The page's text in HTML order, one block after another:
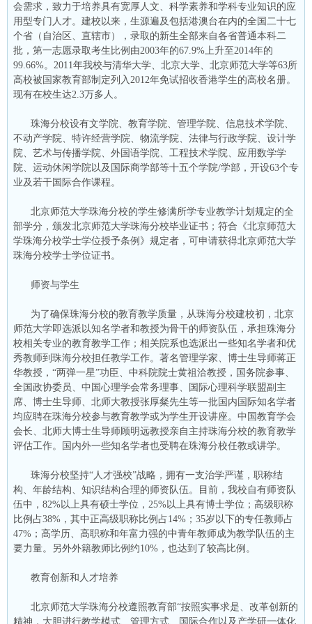
会需求，致力于培养具有宽厚人文、科学素养和学科专业知识的应
用型专门人才。建校以来，生源遍及包括港澳台在内的全国二十七
个省（自治区、直辖市），录取的新生全部来自各省普通本科二
批，第一志愿录取考生比例由2003年的67.9%上升至2014年的
99.66%。2011年我校与清华大学、北京大学、北京师范大学等63所
高校被国家教育部制定列入2012年免试招收香港学生的高校名册。
现有在校生达2.3万多人。
珠海分校设有文学院、教育学院、管理学院、信息技术学院、
不动产学院、特许经营学院、物流学院、法律与行政学院、设计学
院、艺术与传播学院、外国语学院、工程技术学院、应用数学学
院、运动休闲学院以及国际商学部等十五个学院/学部，开设63个专
业及若干国际合作课程。
北京师范大学珠海分校的学生修满所学专业教学计划规定的全
部学分，颁发北京师范大学珠海分校毕业证书；符合《北京师范大
学珠海分校学士学位授予条例》规定者，可申请获得北京师范大学
珠海分校学士学位证书。
师资与学生
为了确保珠海分校的教育教学质量，从珠海分校建校初，北京
师范大学即选派以知名学者和教授为骨干的师资队伍，承担珠海分
校相关专业的教育教学工作；相关院系也选派出一些知名学者和优
秀教师到珠海分校担任教学工作。著名管理学家、博士生导师蒋正
华教授，“两弹一星”功臣、中科院院士黄祖洽教授，国务院参事、
全国政协委员、中国心理学会常务理事、国际心理科学联盟副主
席、博士生导师、北师大教授张厚粲先生等一批国内国际知名学者
均应聘在珠海分校参与教育教学或为学生开设讲座。中国教育学会
会长、北师大博士生导师顾明远教授亲自主持珠海分校的教育教学
评估工作。国内外一些知名学者也受聘在珠海分校任教或讲学。
珠海分校坚持“人才强校”战略，拥有一支治学严谨，职称结
构、年龄结构、知识结构合理的师资队伍。目前，我校自有师资队
伍中，82%以上具有硕士学位，25%以上具有博士学位；高级职称
比例占38%，其中正高级职称比例占14%；35岁以下的专任教师占
47%；高学历、高职称和年富力强的中青年教师成为教学队伍的主
要力量。另外外籍教师比例约10%，也达到了较高比例。
教育创新和人才培养
北京师范大学珠海分校遵照教育部“按照实事求是、改革创新的
精神，大胆进行教学模式、管理方式、国际合作以及产学研一体化